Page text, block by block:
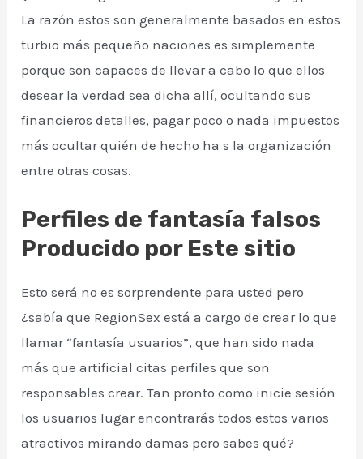
La razón estos son generalmente basados en estos
turbio más pequeño naciones es simplemente
porque son capaces de llevar a cabo lo que ellos
desear la verdad sea dicha allí, ocultando sus
financieros detalles, pagar poco o nada impuestos
más ocultar quién de hecho ha s la organización
entre otras cosas.
Perfiles de fantasía falsos
Producido por Este sitio
Esto será no es sorprendente para usted pero
¿sabía que RegionSex está a cargo de crear lo que
llamar “fantasía usuarios”, que han sido nada
más que artificial citas perfiles que son
responsables crear. Tan pronto como inicie sesión
los usuarios lugar encontrarás todos estos varios
atractivos mirando damas pero sabes qué?